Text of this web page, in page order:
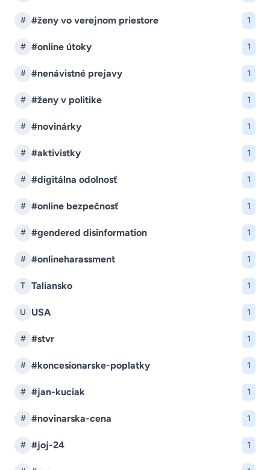
# #ženy vo verejnom priestore 1
# #online útoky 1
# #nenávistné prejavy 1
# #ženy v politike 1
# #novinárky 1
# #aktivistky 1
# #digitálna odolnosť 1
# #online bezpečnosť 1
# #gendered disinformation 1
# #onlineharassment 1
T Taliansko 1
U USA 1
# #stvr 1
# #koncesionarske-poplatky 1
# #jan-kuciak 1
# #novinarska-cena 1
# #joj-24 1